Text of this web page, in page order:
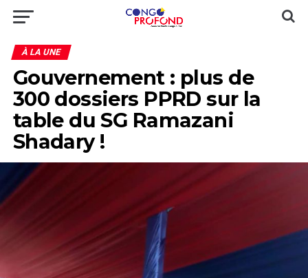
À LA UNE
Gouvernement : plus de
300 dossiers PPRD sur la
table du SG Ramazani
Shadary !